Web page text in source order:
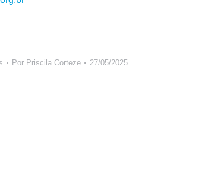
Por Priscila Corteze 27/05/2025